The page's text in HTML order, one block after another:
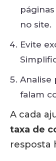
no site.
Evite
Analise
falam
A cada
taxa de
resposta